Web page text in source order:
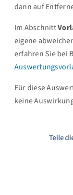
dann auf
Im Abschnitt
eigene
erfahren Sie bei
Für diese
keine
Teile